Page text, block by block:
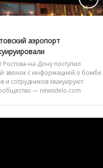
аэропорт
Ростова-на-Дону поступил
звонок с информацией о бомбе.
и сотрудников эвакуируют.
— newsdelo.com